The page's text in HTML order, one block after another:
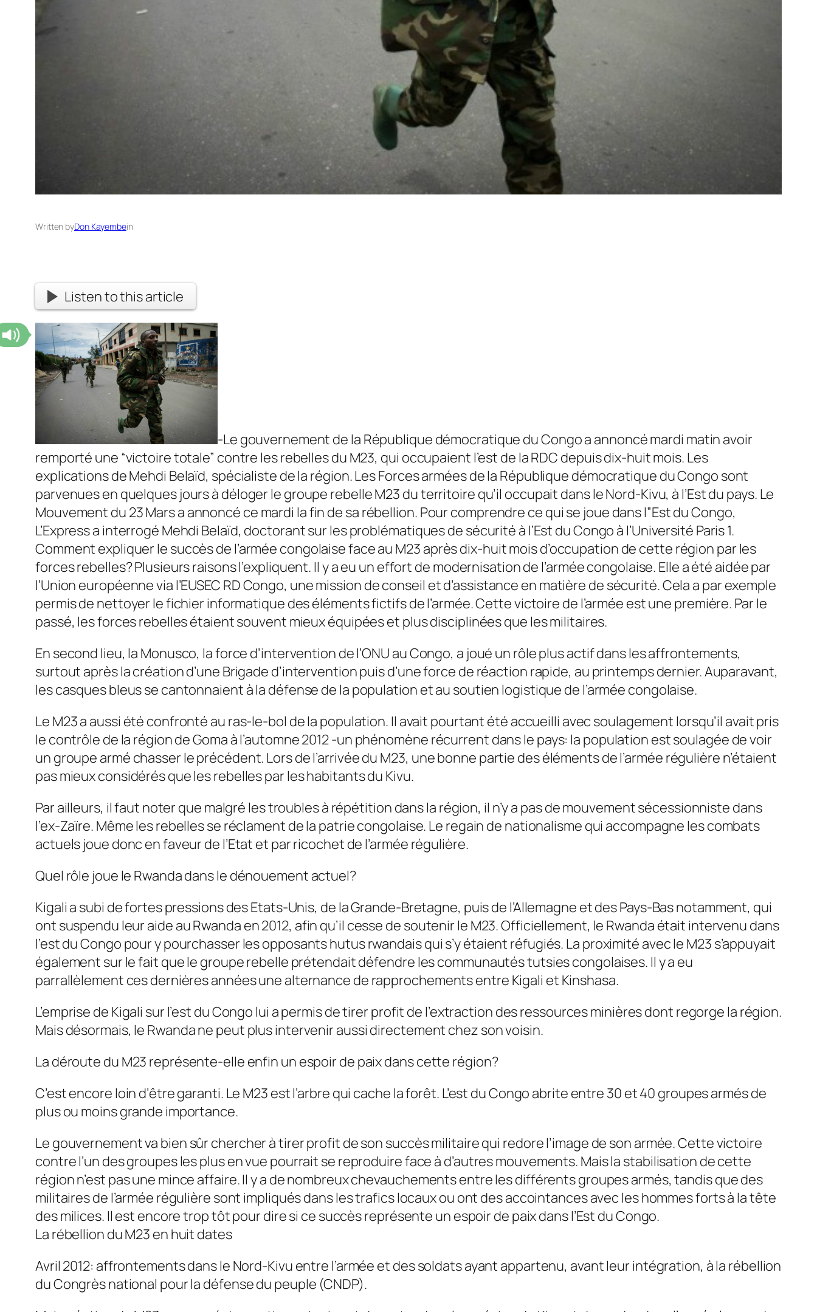
Written byDon Kayembein
Listen to this article
-Le gouvernement de la République démocratique du Congo a annoncé mardi matin avoir
remporté une “victoire totale” contre les rebelles du M23, qui occupaient l’est de la RDC depuis dix-huit mois. Les
explications de Mehdi Belaïd, spécialiste de la région. Les Forces armées de la République démocratique du Congo sont
parvenues en quelques jours à déloger le groupe rebelle M23 du territoire qu’il occupait dans le Nord-Kivu, à l’Est du pays. Le
Mouvement du 23 Mars a annoncé ce mardi la fin de sa rébellion. Pour comprendre ce qui se joue dans l”Est du Congo,
L’Express a interrogé Mehdi Belaïd, doctorant sur les problématiques de sécurité à l’Est du Congo à l’Université Paris 1.
Comment expliquer le succès de l’armée congolaise face au M23 après dix-huit mois d’occupation de cette région par les
forces rebelles? Plusieurs raisons l’expliquent. Il y a eu un effort de modernisation de l’armée congolaise. Elle a été aidée par
l’Union européenne via l’EUSEC RD Congo, une mission de conseil et d’assistance en matière de sécurité. Cela a par exemple
permis de nettoyer le fichier informatique des éléments fictifs de l’armée. Cette victoire de l’armée est une première. Par le
passé, les forces rebelles étaient souvent mieux équipées et plus disciplinées que les militaires.
En second lieu, la Monusco, la force d’intervention de l’ONU au Congo, a joué un rôle plus actif dans les affrontements,
surtout après la création d’une Brigade d’intervention puis d’une force de réaction rapide, au printemps dernier. Auparavant,
les casques bleus se cantonnaient à la défense de la population et au soutien logistique de l’armée congolaise.
Le M23 a aussi été confronté au ras-le-bol de la population. Il avait pourtant été accueilli avec soulagement lorsqu’il avait pris
le contrôle de la région de Goma à l’automne 2012 -un phénomène récurrent dans le pays: la population est soulagée de voir
un groupe armé chasser le précédent. Lors de l’arrivée du M23, une bonne partie des éléments de l’armée régulière n’étaient
pas mieux considérés que les rebelles par les habitants du Kivu.
Par ailleurs, il faut noter que malgré les troubles à répétition dans la région, il n’y a pas de mouvement sécessionniste dans
l’ex-Zaïre. Même les rebelles se réclament de la patrie congolaise. Le regain de nationalisme qui accompagne les combats
actuels joue donc en faveur de l’Etat et par ricochet de l’armée régulière.
Quel rôle joue le Rwanda dans le dénouement actuel?
Kigali a subi de fortes pressions des Etats-Unis, de la Grande-Bretagne, puis de l’Allemagne et des Pays-Bas notamment, qui
ont suspendu leur aide au Rwanda en 2012, afin qu’il cesse de soutenir le M23. Officiellement, le Rwanda était intervenu dans
l’est du Congo pour y pourchasser les opposants hutus rwandais qui s’y étaient réfugiés. La proximité avec le M23 s’appuyait
également sur le fait que le groupe rebelle prétendait défendre les communautés tutsies congolaises. Il y a eu
parrallèlement ces dernières années une alternance de rapprochements entre Kigali et Kinshasa.
L’emprise de Kigali sur l’est du Congo lui a permis de tirer profit de l’extraction des ressources minières dont regorge la région.
Mais désormais, le Rwanda ne peut plus intervenir aussi directement chez son voisin.
La déroute du M23 représente-elle enfin un espoir de paix dans cette région?
C’est encore loin d’être garanti. Le M23 est l’arbre qui cache la forêt. L’est du Congo abrite entre 30 et 40 groupes armés de
plus ou moins grande importance.
Le gouvernement va bien sûr chercher à tirer profit de son succès militaire qui redore l’image de son armée. Cette victoire
contre l’un des groupes les plus en vue pourrait se reproduire face à d’autres mouvements. Mais la stabilisation de cette
région n’est pas une mince affaire. Il y a de nombreux chevauchements entre les différents groupes armés, tandis que des
militaires de l’armée régulière sont impliqués dans les trafics locaux ou ont des accointances avec les hommes forts à la tête
des milices. Il est encore trop tôt pour dire si ce succès représente un espoir de paix dans l’Est du Congo.
La rébellion du M23 en huit dates
Avril 2012: affrontements dans le Nord-Kivu entre l’armée et des soldats ayant appartenu, avant leur intégration, à la rébellion
du Congrès national pour la défense du peuple (CNDP).